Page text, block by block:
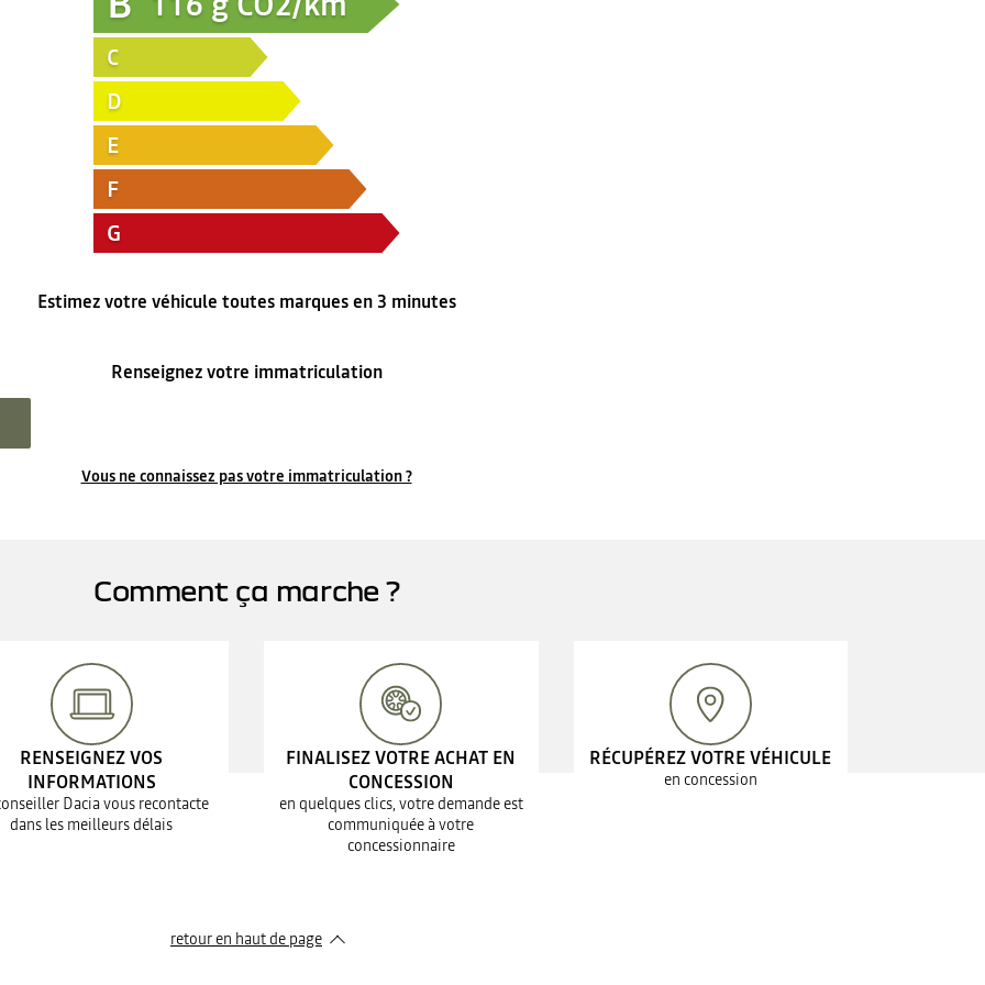
C
D
E
F
G
Estimez votre véhicule toutes marques en 3 minutes
Renseignez votre immatriculation
Vous ne connaissez pas votre immatriculation ?
Comment ça marche ?
RENSEIGNEZ VOS
INFORMATIONS
Dacia vous recontacte
dans les meilleurs délais
FINALISEZ VOTRE ACHAT EN
CONCESSION
en quelques clics, votre demande est
communiquée à votre
concessionnaire
RÉCUPÉREZ VOTRE VÉHICULE
en concession
retour en haut de page​